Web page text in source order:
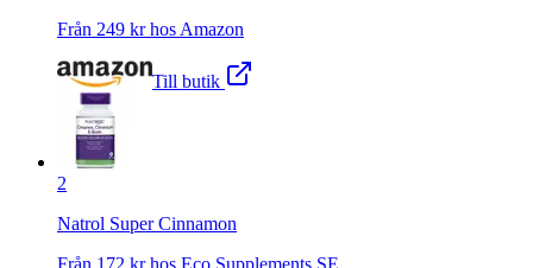
Från 249 kr hos Amazon
Till butik
2
Natrol Super Cinnamon
Från 172 kr hos Eco Supplements SE